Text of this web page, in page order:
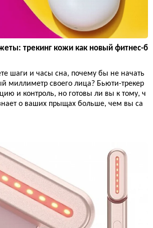
трекинг кожи как новый фитнес-б
шаги и часы сна, почему бы не начать
миллиметр своего лица? Бьюти-трекер
и контроль, но готовы ли вы к тому, ч
о ваших прыщах больше, чем вы са